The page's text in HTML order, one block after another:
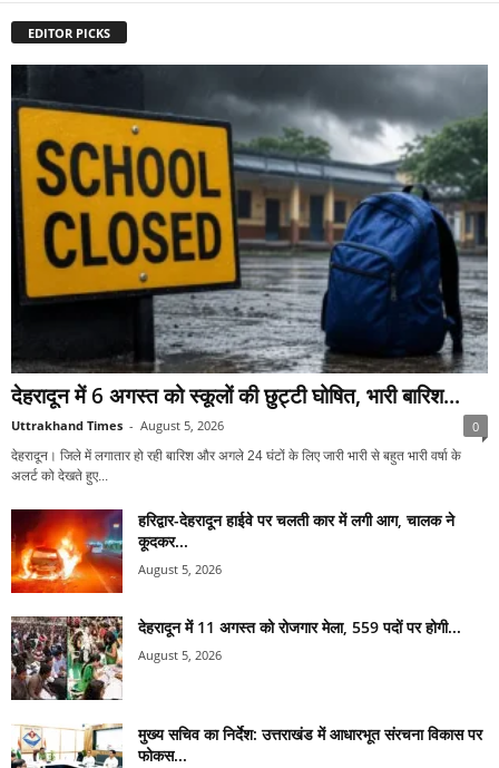
EDITOR PICKS
देहरादून में 6 अगस्त को स्कूलों की छुट्टी घोषित, भारी बारिश...
Uttrakhand Times - August 5, 2026 0
देहरादून। जिले में लगातार हो रही बारिश और अगले 24 घंटों के लिए जारी भारी से बहुत भारी वर्षा के
अलर्ट को देखते हुए...
हरिद्वार-देहरादून हाईवे पर चलती कार में लगी आग, चालक ने
कूदकर...
August 5, 2026
देहरादून में 11 अगस्त को रोजगार मेला, 559 पदों पर होगी...
August 5, 2026
मुख्य सचिव का निर्देश: उत्तराखंड में आधारभूत संरचना विकास पर
फोकस...